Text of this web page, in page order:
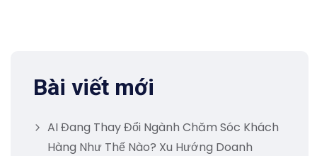
Bài viết mới
AI Đang Thay Đổi Ngành Chăm Sóc Khách
Hàng Như Thế Nào? Xu Hướng Doanh